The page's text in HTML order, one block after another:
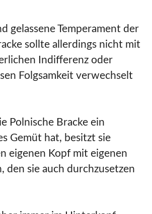
gelassene Temperament der
sollte allerdings nicht mit
Indifferenz oder
Folgsamkeit verwechselt
Polnische Bracke ein
Gemüt hat, besitzt sie
eigenen Kopf mit eigenen
den sie auch durchzusetzen